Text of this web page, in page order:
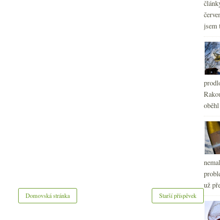
Starší příspěvek
Domovská stránka
jsem
už